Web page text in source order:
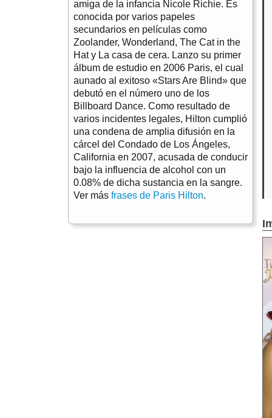
amiga de la infancia Nicole Richie. Es
conocida por varios papeles
secundarios en películas como
Zoolander, Wonderland, The Cat in the
Hat y La casa de cera. Lanzo su primer
álbum de estudio en 2006 Paris, el cual
aunado al exitoso «Stars Are Blind» que
debutó en el número uno de los
Billboard Dance. Como resultado de
varios incidentes legales, Hilton cumplió
una condena de amplia difusión en la
cárcel del Condado de Los Ángeles,
California en 2007, acusada de conducir
bajo la influencia de alcohol con un
0.08% de dicha sustancia en la sangre.
Ver más frases de Paris Hilton.